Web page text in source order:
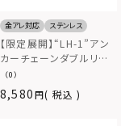
金アレ対応 ステンレス
【限定展開】“LH-1”アン
カーチェーンダブルリン
グネックレス/サージカル
ステンレス（金属アレルギ
ー対応）
（0）
8,580 税込